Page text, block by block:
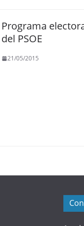
Programa
del PSOE
21/05/2015